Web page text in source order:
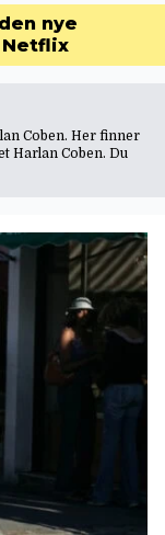
nye
Netflix
Coben. Her finner
Harlan Coben. Du